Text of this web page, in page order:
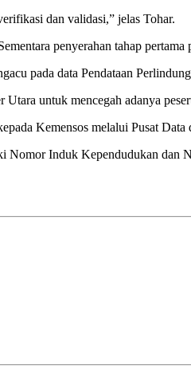
dan validasi,” jelas Tohar.
penyerahan tahap
pada data Pendataan
untuk mencegah adanya
Kemensos melalui Pusat Data
Induk Kependudukan dan